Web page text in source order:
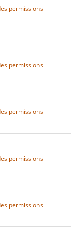
permissions
permissions
permissions
permissions
permissions